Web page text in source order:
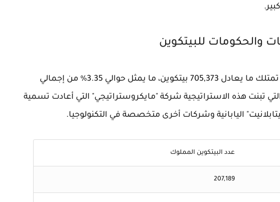
والحكومات للبيتكوين
تشير البيانات إلى أن الشركات العامة تمتلك ما يعادل 705,373 بيتكوين، ما يمثل حوالي 3.35% من إجمالي
تبنت هذه الاستراتيجية شركة "مايكروستراتيجي" التي أعادت تسمية
اليابانية وشركات أخرى متخصصة في التكنولوجيا.
عدد البيتكوين المملوك
207,189